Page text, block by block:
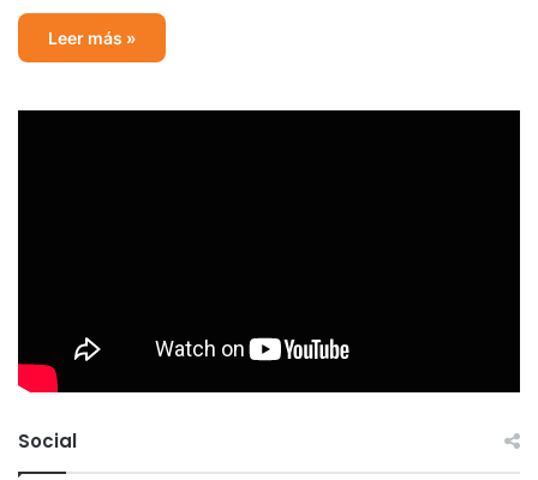
Leer más »
Social